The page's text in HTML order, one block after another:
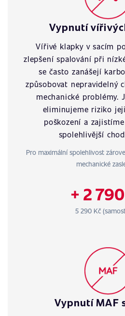
Vypnutí
Vířivé klapky v sacím
zlepšení spalování při
se často zanášejí
způsobovat nepravidelný
mechanické problémy.
eliminujeme riziko
poškození a
spolehlivější
Pro maximální spolehlivost
mechanické
+ 2
5 290 Kč
Vypnutí MAF